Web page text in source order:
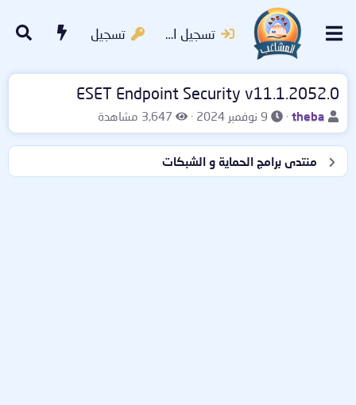
تسجيل الدخول تسجيل
ESET Endpoint Security v11.1.2052.0
ب
ا
د
ئ
theba
ت
ا
ر
ي
9 نوفمبر 2024
ا
ل
م
ش
3,647 مشاهدة
منتدى برامج الحماية و الشبكات